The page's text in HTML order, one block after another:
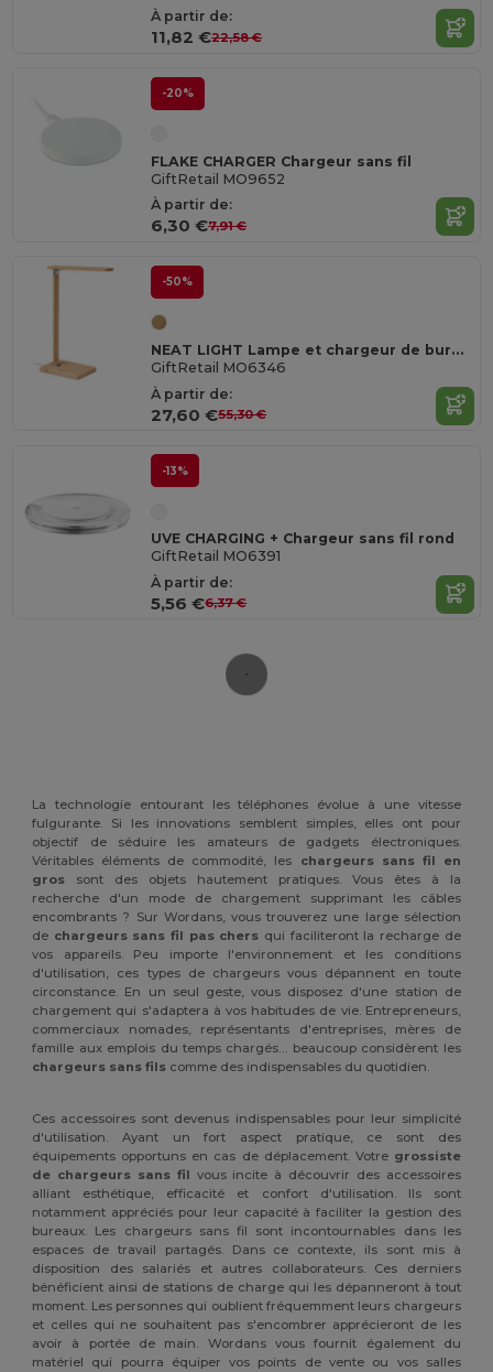
À partir de:
11,82 €22,58 €
-20%
FLAKE CHARGER Chargeur sans fil
GiftRetail MO9652
À partir de:
6,30 €7,91 €
-50%
NEAT LIGHT Lampe et chargeur de bureau
GiftRetail MO6346
À partir de:
27,60 €55,30 €
-13%
UVE CHARGING + Chargeur sans fil rond
GiftRetail MO6391
À partir de:
5,56 €6,37 €
La technologie entourant les téléphones évolue à une vitesse
fulgurante. Si les innovations semblent simples, elles ont pour
objectif de séduire les amateurs de gadgets électroniques.
Véritables éléments de commodité, les
chargeurs sans fil en
gros sont des objets hautement pratiques. Vous êtes à la
recherche d'un mode de chargement supprimant les câbles
encombrants ? Sur Wordans, vous trouverez une large sélection
de chargeurs sans fil pas chers qui faciliteront la recharge de
vos appareils. Peu importe l'environnement et les conditions
d'utilisation, ces types de chargeurs vous dépannent en toute
circonstance. En un seul geste, vous disposez d'une station de
chargement qui s'adaptera à vos habitudes de vie. Entrepreneurs,
commerciaux nomades, représentants d'entreprises, mères de
famille aux emplois du temps chargés… beaucoup considèrent les
chargeurs sans fils comme des indispensables du quotidien.
Ces accessoires sont devenus indispensables pour leur simplicité
d'utilisation. Ayant un fort aspect pratique, ce sont des
équipements opportuns en cas de déplacement. Votre grossiste
de chargeurs sans fil vous incite à découvrir des accessoires
alliant esthétique, efficacité et confort d'utilisation. Ils sont
notamment appréciés pour leur capacité à faciliter la gestion des
bureaux. Les chargeurs sans fil sont incontournables dans les
espaces de travail partagés. Dans ce contexte, ils sont mis à
disposition des salariés et autres collaborateurs. Ces derniers
bénéficient ainsi de stations de charge qui les dépanneront à tout
moment. Les personnes qui oublient fréquemment leurs chargeurs
et celles qui ne souhaitent pas s'encombrer apprécieront de les
avoir à portée de main. Wordans vous fournit également du
matériel qui pourra équiper vos points de vente ou vos salles